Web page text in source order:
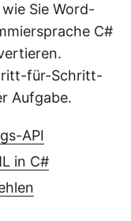
Sie Word-
C#
für-Schritt-
Aufgabe.
API
in C#